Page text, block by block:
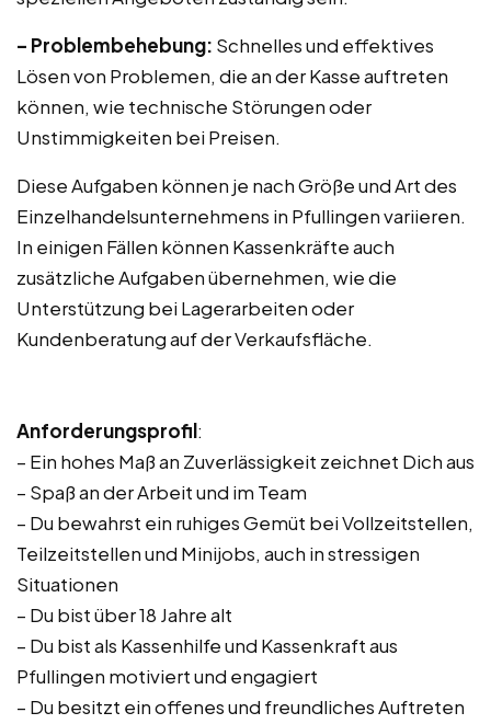
– Problembehebung: Schnelles und effektives
Lösen von Problemen, die an der Kasse auftreten
können, wie technische Störungen oder
Unstimmigkeiten bei Preisen.
Diese Aufgaben können je nach Größe und Art des
Einzelhandelsunternehmens in Pfullingen variieren.
In einigen Fällen können Kassenkräfte auch
zusätzliche Aufgaben übernehmen, wie die
Unterstützung bei Lagerarbeiten oder
Kundenberatung auf der Verkaufsfläche.
Anforderungsprofil:
– Ein hohes Maß an Zuverlässigkeit zeichnet Dich aus
– Spaß an der Arbeit und im Team
– Du bewahrst ein ruhiges Gemüt bei Vollzeitstellen,
Teilzeitstellen und Minijobs, auch in stressigen
Situationen
– Du bist über 18 Jahre alt
– Du bist als Kassenhilfe und Kassenkraft aus
Pfullingen motiviert und engagiert
– Du besitzt ein offenes und freundliches Auftreten